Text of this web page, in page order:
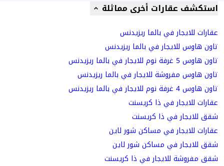
استكشف عقارات أخرى مماثلة
عقارات للايجار في بالما ريزيدنس
تاون هاوس للايجار في بالما ريزيدنس
تاون هاوس 5 غرفة نوم للايجار في بالما ريزيدنس
تاون هاوس مفروشة للايجار في بالما ريزيدنس
تاون هاوس 4 غرفة نوم للايجار في بالما ريزيدنس
عقارات للايجار في ذا كريسنت
شقق للايجار في ذا كريسنت
عقارات للايجار في مساكن شور لاين
شقق للايجار في مساكن شور لاين
شقق مفروشة للايجار في ذا كريسنت